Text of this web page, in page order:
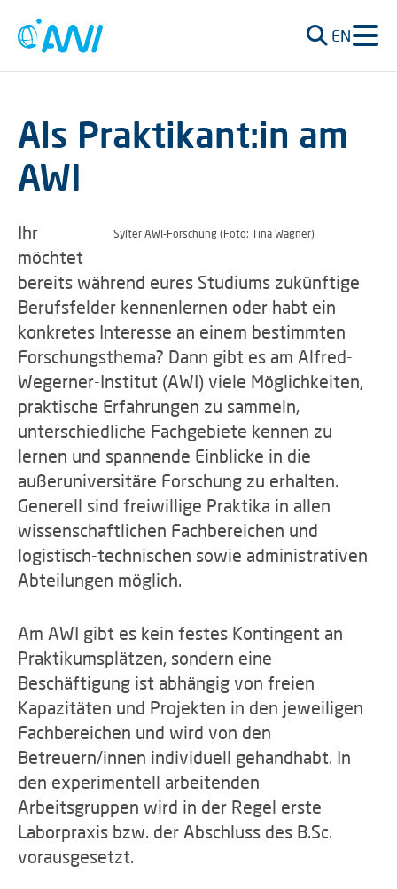
EN
Als Praktikant:in am
AWI
Sylter AWI-Forschung (Foto: Tina Wagner)
Ihr
möchtet
bereits während eures Studiums zukünftige
Berufsfelder kennenlernen oder habt ein
konkretes Interesse an einem bestimmten
Forschungsthema? Dann gibt es am Alfred-
Wegerner-Institut (AWI) viele Möglichkeiten,
praktische Erfahrungen zu sammeln,
unterschiedliche Fachgebiete kennen zu
lernen und spannende Einblicke in die
außeruniversitäre Forschung zu erhalten.
Generell sind freiwillige Praktika in allen
wissenschaftlichen Fachbereichen und
logistisch-technischen sowie administrativen
Abteilungen möglich.
Am AWI gibt es kein festes Kontingent an
Praktikumsplätzen, sondern eine
Beschäftigung ist abhängig von freien
Kapazitäten und Projekten in den jeweiligen
Fachbereichen und wird von den
Betreuern/innen individuell gehandhabt. In
den experimentell arbeitenden
Arbeitsgruppen wird in der Regel erste
Laborpraxis bzw. der Abschluss des B.Sc.
vorausgesetzt.